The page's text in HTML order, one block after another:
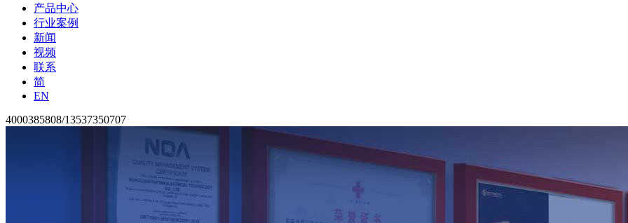
产品中心
行业案例
新闻
视频
联系
简
EN
4000385808/13537350707